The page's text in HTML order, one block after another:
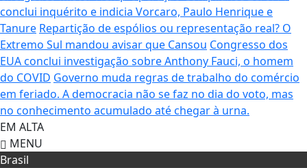
conclui inquérito e indicia Vorcaro, Paulo Henrique e
Tanure Repartição de espólios ou representação real? O
Extremo Sul mandou avisar que Cansou Congresso dos
EUA conclui investigação sobre Anthony Fauci, o homem
do COVID Governo muda regras de trabalho do comércio
em feriado. A democracia não se faz no dia do voto, mas
no conhecimento acumulado até chegar à urna.
EM ALTA
MENU
Brasil